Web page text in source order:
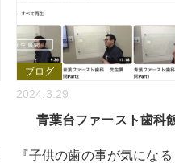
ブログ
2024.3.29
青葉台ファースト歯科
『子供の歯の事が気にな